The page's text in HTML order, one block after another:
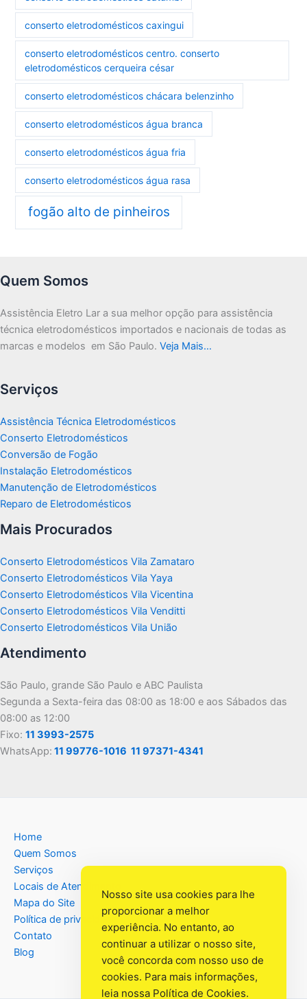
conserto eletrodomésticos caxingui
conserto eletrodomésticos centro. conserto
eletrodomésticos cerqueira césar
conserto eletrodomésticos chácara belenzinho
conserto eletrodomésticos água branca
conserto eletrodomésticos água fria
conserto eletrodomésticos água rasa
fogão alto de pinheiros
Quem Somos
Assistência Eletro Lar a sua melhor opção para assistência
técnica eletrodomésticos importados e nacionais de todas as
marcas e modelos em São Paulo. Veja Mais…
Serviços
Assistência Técnica Eletrodomésticos
Conserto Eletrodomésticos
Conversão de Fogão
Instalação Eletrodomésticos
Manutenção de Eletrodomésticos
Reparo de Eletrodomésticos
Mais Procurados
Conserto Eletrodomésticos Vila Zamataro
Conserto Eletrodomésticos Vila Yaya
Conserto Eletrodomésticos Vila Vicentina
Conserto Eletrodomésticos Vila Venditti
Conserto Eletrodomésticos Vila União
Atendimento
São Paulo, grande São Paulo e ABC Paulista
Segunda a Sexta-feira das 08:00 as 18:00 e aos Sábados das
08:00 as 12:00
Fixo: 11 3993-2575
WhatsApp: 11 99776-1016 11 97371-4341
Home
Quem Somos
Serviços
Locais de Atendimento
Mapa do Site
Política de privacidade
Contato
Blog
Nosso site usa cookies para lhe
proporcionar a melhor
experiência. No entanto, ao
continuar a utilizar o nosso site,
você concorda com nosso uso de
cookies. Para mais informações,
leia nossa Política de Cookies.